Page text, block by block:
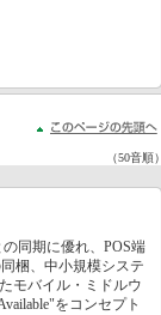
（50音順）
同期に優れ、POS端
梱、中小規模システ
モバイル・ミドルウ
をコンセプト